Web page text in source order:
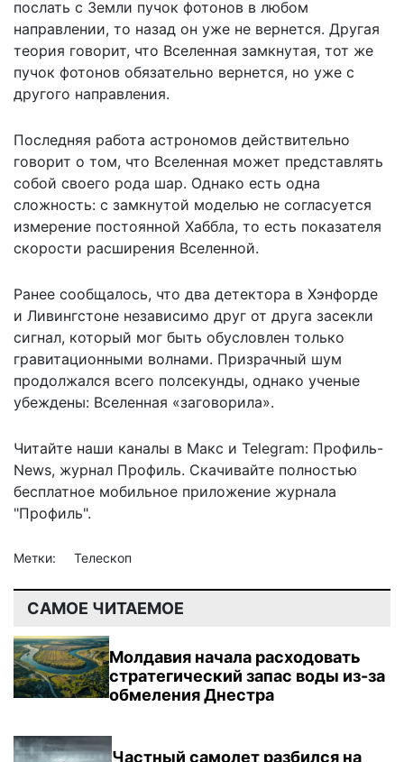
послать с Земли пучок фотонов в любом
направлении, то назад он уже не вернется. Другая
теория говорит, что Вселенная замкнутая, тот же
пучок фотонов обязательно вернется, но уже с
другого направления.
Последняя работа астрономов действительно
говорит о том, что Вселенная может представлять
собой своего рода шар. Однако есть одна
сложность: с замкнутой моделью не согласуется
измерение постоянной Хаббла, то есть показателя
скорости расширения Вселенной.
Ранее сообщалось, что два детектора в Хэнфорде
и Ливингстоне независимо друг от друга засекли
сигнал, который мог быть обусловлен только
гравитационными волнами. Призрачный шум
продолжался всего полсекунды, однако ученые
убеждены: Вселенная «заговорила».
Читайте наши каналы в Макс и Telegram: Профиль-
News, журнал Профиль. Скачивайте полностью
бесплатное мобильное приложение журнала
"Профиль".
Метки: Телескоп
САМОЕ ЧИТАЕМОЕ
Молдавия начала расходовать
стратегический запас воды из-за
обмеления Днестра
Частный самолет разбился на